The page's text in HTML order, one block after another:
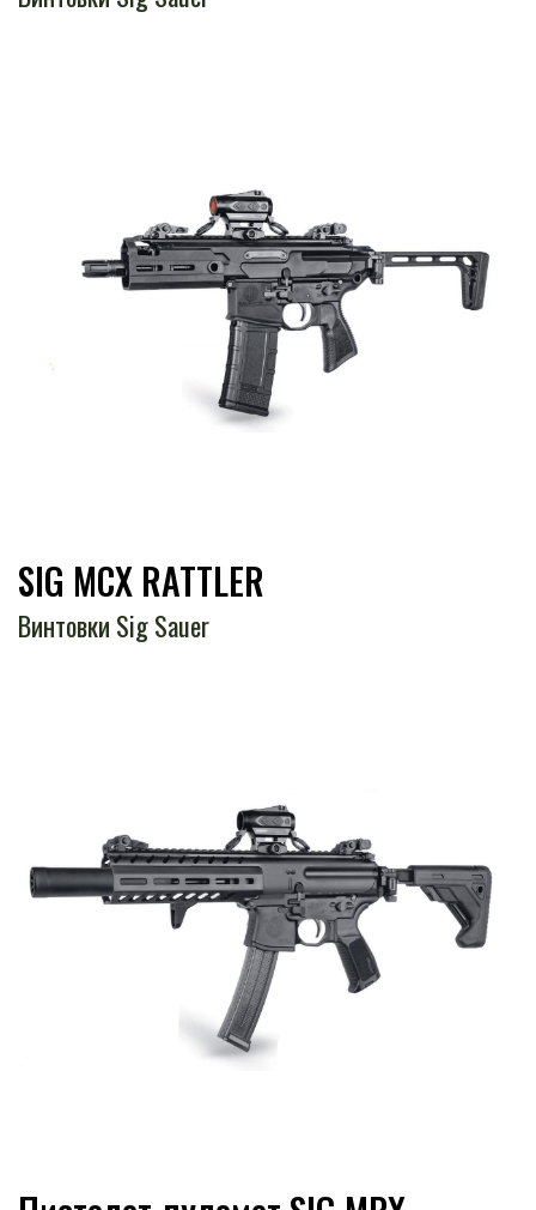
SIG MCX RATTLER
Винтовки Sig Sauer